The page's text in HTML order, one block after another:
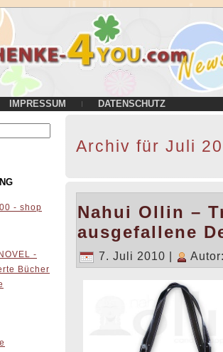
IMPRESSUM DATENSCHUTZ
Archiv für Juli
Nahui Ollin –
ausgefallene
7. Juli 2010 |